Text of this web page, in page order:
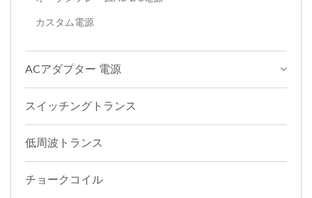
カスタム電源
ACアダプター 電源
スイッチングトランス
低周波トランス
チョークコイル